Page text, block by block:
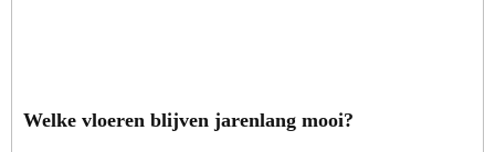
Welke vloeren blijven jarenlang mooi?